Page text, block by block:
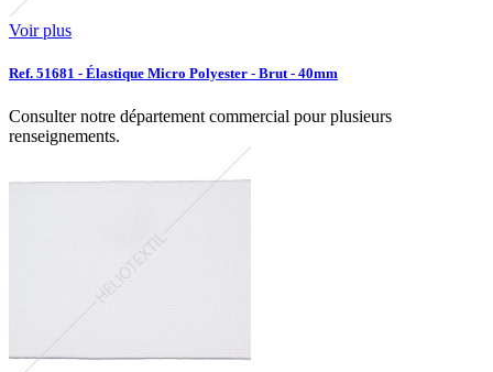
Voir plus
Ref. 51681 - Élastique Micro Polyester - Brut - 40mm
Consulter notre département commercial pour plusieurs
renseignements.